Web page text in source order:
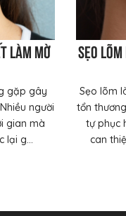
làm mờ
gặp gây
người
gian mà
lại g...
Sẹo
Sẹo lõm
tổn
tự phục
can